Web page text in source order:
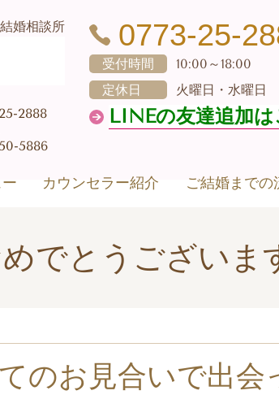
婚相談所
2888
5886
0773-25-
受付時間
10:00～18:00
定休日
火曜日・水曜日
LINEの友達追加は
カウンセラー紹介 ご結婚までの
でとうございま
のお見合いで出会